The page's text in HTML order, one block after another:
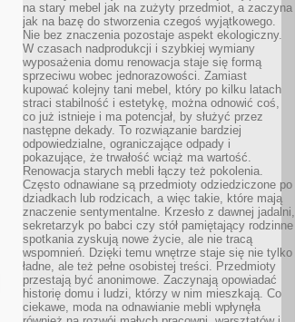
na stary mebel jak na zużyty przedmiot, a zaczyna
jak na bazę do stworzenia czegoś wyjątkowego.
Nie bez znaczenia pozostaje aspekt ekologiczny.
W czasach nadprodukcji i szybkiej wymiany
wyposażenia domu renowacja staje się formą
sprzeciwu wobec jednorazowości. Zamiast
kupować kolejny tani mebel, który po kilku latach
straci stabilność i estetykę, można odnowić coś,
co już istnieje i ma potencjał, by służyć przez
następne dekady. To rozwiązanie bardziej
odpowiedzialne, ograniczające odpady i
pokazujące, że trwałość wciąż ma wartość.
Renowacja starych mebli łączy też pokolenia.
Często odnawiane są przedmioty odziedziczone po
dziadkach lub rodzicach, a więc takie, które mają
znaczenie sentymentalne. Krzesło z dawnej jadalni,
sekretarzyk po babci czy stół pamiętający rodzinne
spotkania zyskują nowe życie, ale nie tracą
wspomnień. Dzięki temu wnętrze staje się nie tylko
ładne, ale też pełne osobistej treści. Przedmioty
przestają być anonimowe. Zaczynają opowiadać
historię domu i ludzi, którzy w nim mieszkają. Co
ciekawe, moda na odnawianie mebli wpłynęła